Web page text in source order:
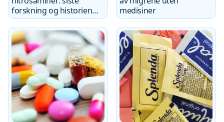
forskning og historien
om
konserveringsmidlene
medisiner